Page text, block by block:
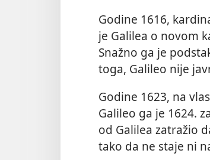
Godine 1616,
je Galilea o novom
Snažno ga je
toga, Galileo nije
Godine 1623, na
Galileo ga je 1624.
od Galilea zatražio
tako da ne staje ni